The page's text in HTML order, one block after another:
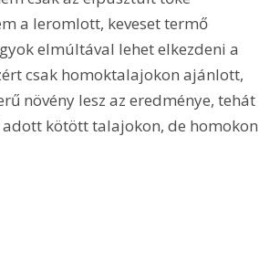
a leromlott, keveset termő
elmúltával lehet elkezdeni a
csak homoktalajokon ajánlott,
növény lesz az eredménye, tehát
kötött talajokon, de homokon